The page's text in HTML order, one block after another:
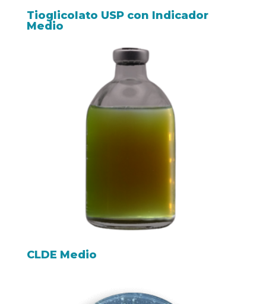
Tioglicolato USP con Indicador
Medio
CLDE Medio